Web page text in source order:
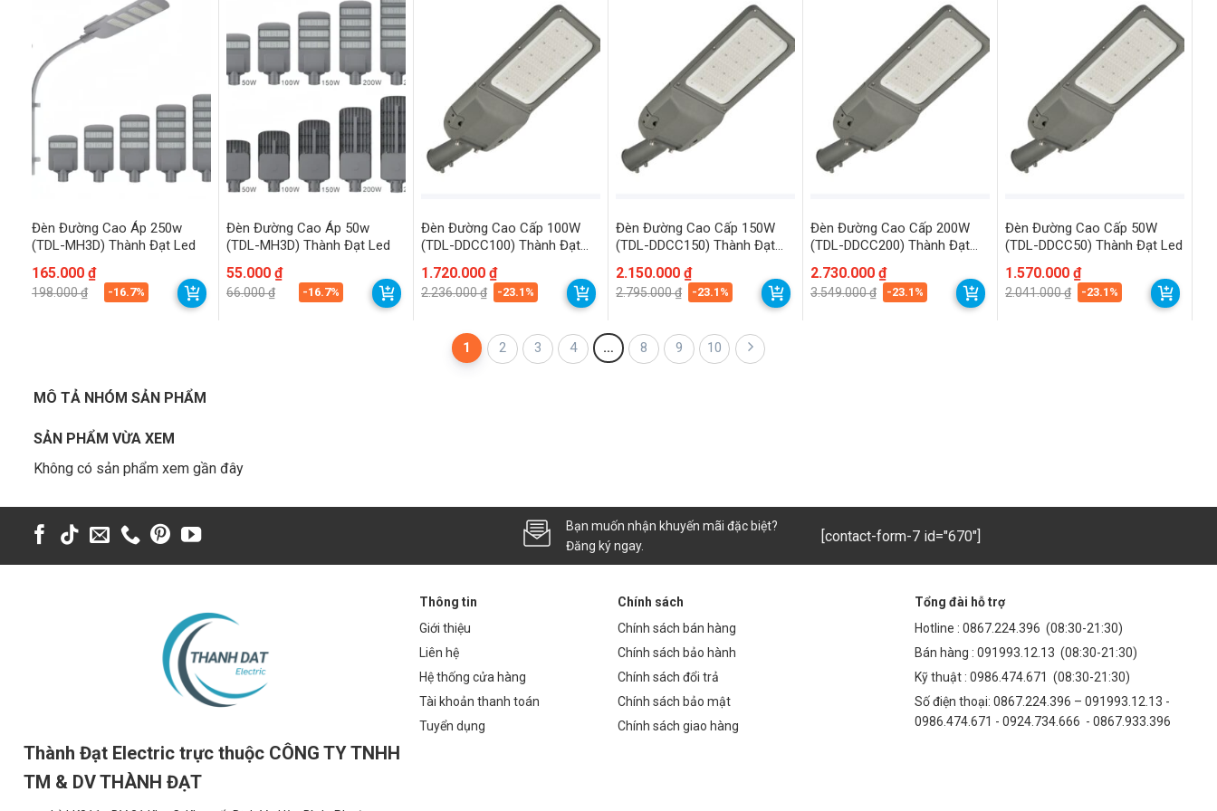
Đèn Đường Cao Áp 250w
(TDL-MH3D) Thành Đạt Led
198.000₫
Giá
gốc
là:
165.000 ₫
Giá
hiện
tại
-16.7%
Đèn Đường Cao Áp 50w
(TDL-MH3D) Thành Đạt Led
66.000₫
Giá
gốc
là:
55.000 ₫
Giá
hiện
tại
-16.7%
Đèn Đường Cao Cấp 100W
(TDL-DDCC100) Thành Đạt
2.236.000₫
Giá
gốc
là:
1.720.000 ₫
Giá
hiện
tại
-23.1%
Đèn Đường Cao Cấp 150W
(TDL-DDCC150) Thành Đạt
2.795.000₫
Giá
gốc
là:
2.150.000 ₫
Giá
hiện
tại
-23.1%
Đèn Đường Cao Cấp 200W
(TDL-DDCC200) Thành Đạt
3.549.000₫
Giá
gốc
là:
2.730.000 ₫
Giá
hiện
tại
-23.1%
Đèn Đường Cao Cấp 50W
(TDL-DDCC50) Thành Đạt Led
2.041.000₫
Giá
gốc
là:
1.570.000 ₫
Giá
hiện
tại
-23.1%
1 2 3 4 … 8 9 10
MÔ TẢ NHÓM SẢN PHẨM
SẢN PHẨM VỪA XEM
Không có sản phẩm xem gần đây
Bạn muốn nhận khuyến mãi đặc biệt?
Đăng ký ngay.
[contact-form-7 id="670"]
Thành Đạt Electric trực thuộc CÔNG TY TNHH
TM & DV THÀNH ĐẠT
Thông tin
Giới thiệu
Liên hệ
Hệ thống cửa hàng
Tài khoản thanh toán
Tuyển dụng
Chính sách
Chính sách bán hàng
Chính sách bảo hành
Chính sách đổi trả
Chính sách bảo mật
Chính sách giao hàng
Tổng đài hỗ trợ
Hotline : 0867.224.396 (08:30-21:30)
Bán hàng : 091993.12.13 (08:30-21:30)
Kỹ thuật : 0986.474.671 (08:30-21:30)
Số điện thoại: 0867.224.396 – 091993.12.13 -
0986.474.671 - 0924.734.666 - 0867.933.396